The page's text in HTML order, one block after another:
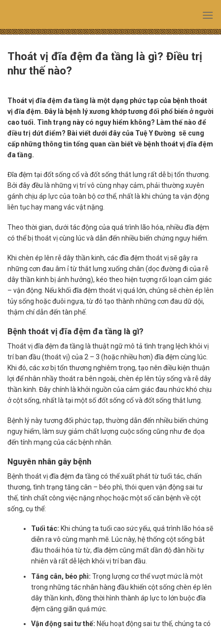
content
Thoát vị đĩa đệm đa tầng là gì? Điều trị
như thế nào?
Thoát vị đĩa đệm đa tầng là một dạng phức tạp của bệnh thoát
vị đĩa đệm. Đây là bệnh lý xương khớp tương đối phổ biến ở người
cao tuổi. Tình trạng này có nguy hiểm không? Làm thế nào để
điều trị dứt điểm? Bài viết dưới đây của Tuệ Y Đường sẽ cung
cấp những thông tin tổng quan cần biết về bệnh thoát vị đĩa đệm
đa tầng.
Đĩa đệm tại đốt sống cổ và đốt sống thắt lưng rất dễ bị tổn thương.
Bởi đây đều là những vị trí vô cùng nhạy cảm, phải thường xuyên
gánh chịu áp lực của toàn bộ cơ thể, nhất là khi chúng ta vận động
liên tục hay mang vác vật nặng.
Theo thời gian, dưới tác động của quá trình lão hóa, nhiều đĩa đệm
có thể bị thoát vị cùng lúc và dẫn đến nhiều biến chứng nguy hiểm.
Khi chèn ép lên rễ dây thần kinh, các đĩa đệm thoát vị sẽ gây ra
những cơn đau âm ỉ từ thắt lưng xuống chân (dọc đường đi của rễ
dây thần kinh bị ảnh hưởng), kéo theo hiện tượng rối loạn cảm giác
– vận động. Nếu khối đĩa đệm thoát vị quá lớn, chúng sẽ chèn ép lên
tủy sống hoặc đuôi ngựa, từ đó tạo thành những cơn đau dữ dội,
thậm chí dẫn đến tàn phế.
Bệnh thoát vị đĩa đệm đa tầng là gì?
Thoát vị đĩa đệm đa tầng là thuật ngữ mô tả tình trạng lệch khỏi vị
trí ban đầu (thoát vị) của 2 – 3 (hoặc nhiều hơn) đĩa đệm cùng lúc.
Khi đó, các xơ bị tổn thương nghiêm trọng, tạo nên điều kiện thuận
lợi để nhân nhầy thoát ra bên ngoài, chèn ép lên tủy sống và rễ dây
thần kinh. Đây chính là khởi nguồn của cảm giác đau nhức khó chịu
ở cột sống, nhất là tại một số đốt sống cổ và đốt sống thắt lưng.
Bệnh lý này tương đối phức tạp, thường dẫn đến nhiều biến chứng
nguy hiểm, làm suy giảm chất lượng cuộc sống cũng như đe dọa
đến tính mạng của các bệnh nhân.
Nguyên nhân gây bệnh
Bệnh thoát vị đĩa đệm đa tầng có thể xuất phát từ tuổi tác, chấn
thương, tình trạng tăng cân – béo phì, thói quen vận động sai tư
thế, tính chất công việc nặng nhọc hoặc một số căn bệnh về cột
sống, cụ thể:
Tuổi tác: Khi chúng ta tuổi cao sức yếu, quá trình lão hóa sẽ
diễn ra vô cùng mạnh mẽ. Lúc này, hệ thống cột sống bắt
đầu thoái hóa từ từ, đĩa đệm cũng mất dần độ đàn hồi tự
nhiên và rất dễ lệch khỏi vị trí ban đầu.
Tăng cân, béo phì: Trọng lượng cơ thể vượt mức là một
trong những tác nhân hàng đầu khiến cột sống chèn ép lên
dây thần kinh, đồng thời hình thành áp lực to lớn buộc đĩa
đệm căng giãn quá mức.
Vận động sai tư thế: Nếu hoạt động sai tư thế, chúng ta có